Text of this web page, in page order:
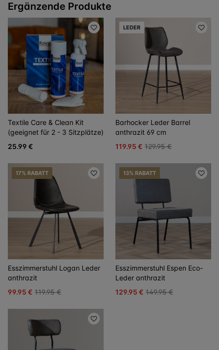
Ergänzende Produkte
Textile Care & Clean Kit
(geeignet für 2 - 3 Sitzplätze)
25.99 €
LEDER
Barhocker Leder Barrel
anthrazit 69 cm
119.95 € 129.95 €
17% RABATT
Esszimmerstuhl Logan Leder
anthrazit
99.95 € 119.95 €
13% RABATT
Esszimmerstuhl Espen Eco-
Leder anthrazit
129.95 € 149.95 €